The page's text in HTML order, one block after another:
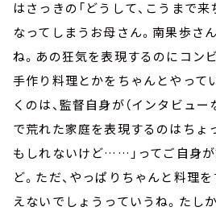
はさっきの「どうして、こうまで来
なってしまうお母さん。南果歩さ
ね。あの狂気を表現するのにコン
手作り料理とかをちゃんとやって
くのは、監督自身が（インタビュー
で荒れた家庭を表現するのはちょ
もしれないけど……」ってご自身
ど。ただ、やっぱりちゃんと料理
えないでしょうっていうね。たし